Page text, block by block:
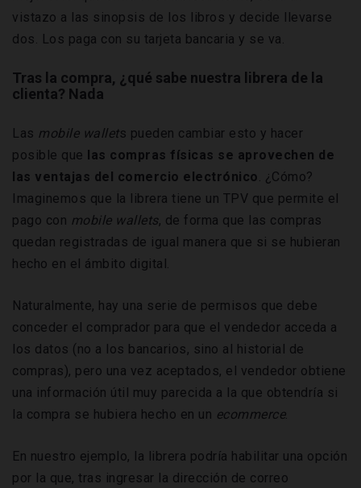
vistazo a las sinopsis de los libros y decide llevarse
dos. Los paga con su tarjeta bancaria y se va.
Tras la compra, ¿qué sabe nuestra librera de la
clienta? Nada
Las mobile wallets pueden cambiar esto y hacer
posible que las compras físicas se aprovechen de
las ventajas del comercio electrónico. ¿Cómo?
Imaginemos que la librera tiene un TPV que permite el
pago con mobile wallets, de forma que las compras
quedan registradas de igual manera que si se hubieran
hecho en el ámbito digital.
Naturalmente, hay una serie de permisos que debe
conceder el comprador para que el vendedor acceda a
los datos (no a los bancarios, sino al historial de
compras), pero una vez aceptados, el vendedor obtiene
una información útil muy parecida a la que obtendría si
la compra se hubiera hecho en un ecommerce.
En nuestro ejemplo, la librera podría habilitar una opción
por la que, tras ingresar la dirección de correo